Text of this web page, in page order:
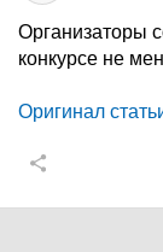
Организаторы
конкурсе не
Оригинал